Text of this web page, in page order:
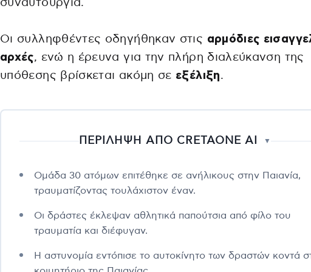
συναυτουργία.
Οι συλληφθέντες οδηγήθηκαν στις αρμόδιες
αρχές, ενώ η έρευνα για την πλήρη διαλεύκανση της
υπόθεσης βρίσκεται ακόμη σε εξέλιξη.
ΠΕΡΙΛΗΨΗ ΑΠΟ CRETAONE AI ▼
Ομάδα 30 ατόμων επιτέθηκε σε ανήλικους στην Παιανία,
τραυματίζοντας τουλάχιστον έναν.
Οι δράστες έκλεψαν αθλητικά παπούτσια από φίλο του
τραυματία και διέφυγαν.
Η αστυνομία εντόπισε το αυτοκίνητο των δραστών κοντά